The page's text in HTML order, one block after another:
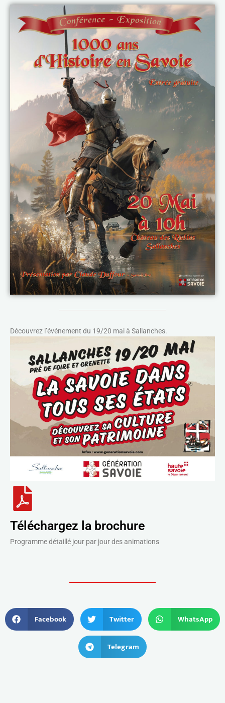
Découvrez l’événement du 19/20 mai à Sallanches.
Téléchargez la brochure
Programme détaillé jour par jour des animations
Facebook Twitter WhatsApp
Telegram